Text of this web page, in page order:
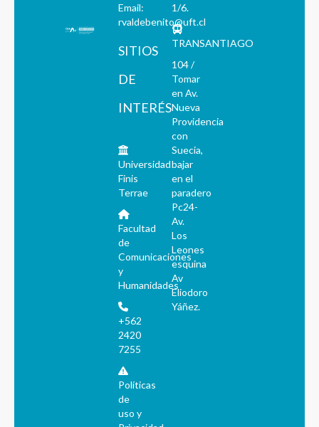
Email:
rvaldebenito@uft.cl
SITIOS
DE
INTERÉS
Universidad
Finis
Terrae
Facultad
de
Comunicaciones
y
Humanidades
+562
2420
7255
Políticas
de
uso y
1/6.
TRANSANTIAGO
104 /
Tomar
en Av.
Nueva
Providencia
con
Suecia,
bajar
en el
paradero
Pc24-
Av.
Los
Leones
esquina
Av
Eliodoro
Yáñez.